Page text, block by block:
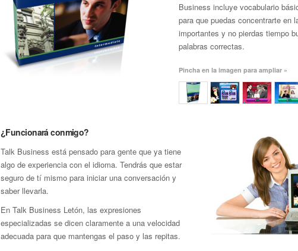
Business incluye vocabulario
para que puedas concentrarte en
importantes y no pierdas tiempo
palabras correctas.
Pincha en la imagen para ampliar »
¿Funcionará conmigo?
Talk Business está pensado para gente que ya tiene
algo de experiencia con el idioma. Tendrás que estar
seguro de tí mismo para iniciar una conversación y
saber llevarla.
En Talk Business Letón, las expresiones
especializadas se dicen claramente a una velocidad
adecuada para que mantengas el paso y las repitas.